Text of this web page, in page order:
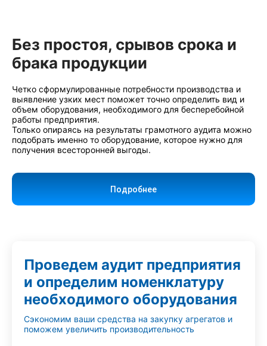
Без простоя, срывов срока и
брака продукции
Четко сформулированные потребности производства и
выявление узких мест поможет точно определить вид и
объем оборудования, необходимого для бесперебойной
работы предприятия.
Только опираясь на результаты грамотного аудита можно
подобрать именно то оборудование, которое нужно для
получения всесторонней выгоды.
Подробнее
Проведем аудит предприятия
и определим номенклатуру
необходимого оборудования
Сэкономим ваши средства на закупку агрегатов и
поможем увеличить производительность